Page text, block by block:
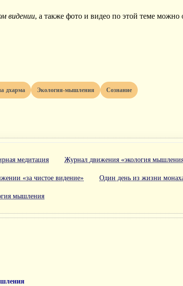
видении, а также фото и видео по этой теме можно
дхарма Экология-мышления Сознание
медитация Журнал движения «экология
«за чистое видение» Один день из жизни
мышления